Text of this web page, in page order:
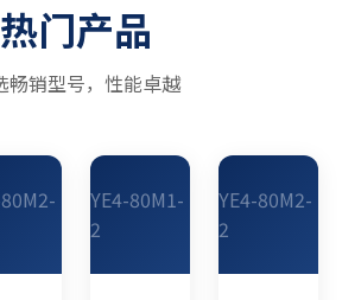
热门产品
畅销型号，性能卓越
YE4-80M1-
2
YE4-80M2-
2